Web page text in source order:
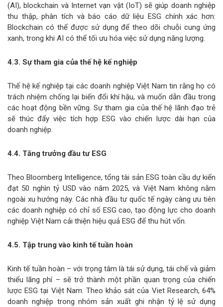
(AI), blockchain và Internet vạn vật (IoT) sẽ giúp doanh nghiệp
thu thập, phân tích và báo cáo dữ liệu ESG chính xác hơn:
Blockchain có thể được sử dụng để theo dõi chuỗi cung ứng
xanh, trong khi AI có thể tối ưu hóa việc sử dụng năng lượng.
4.3. Sự tham gia của thế hệ kế nghiệp
Thế hệ kế nghiệp tại các doanh nghiệp Việt Nam tin rằng họ có
trách nhiệm chống lại biến đổi khí hậu, và muốn dẫn đầu trong
các hoạt động bền vững. Sự tham gia của thế hệ lãnh đạo trẻ
sẽ thúc đẩy việc tích hợp ESG vào chiến lược dài hạn của
doanh nghiệp.
4.4. Tăng trưởng đầu tư ESG
Theo Bloomberg Intelligence, tổng tài sản ESG toàn cầu dự kiến
đạt 50 nghìn tỷ USD vào năm 2025, và Việt Nam không nằm
ngoài xu hướng này. Các nhà đầu tư quốc tế ngày càng ưu tiên
các doanh nghiệp có chỉ số ESG cao, tạo động lực cho doanh
nghiệp Việt Nam cải thiện hiệu quả ESG để thu hút vốn.
4.5. Tập trung vào kinh tế tuần hoàn
Kinh tế tuần hoàn – với trọng tâm là tái sử dụng, tái chế và giảm
thiểu lãng phí – sẽ trở thành một phần quan trọng của chiến
lược ESG tại Việt Nam. Theo khảo sát của Viet Research, 64%
doanh nghiệp trong nhóm sản xuất ghi nhận tỷ lệ sử dụng